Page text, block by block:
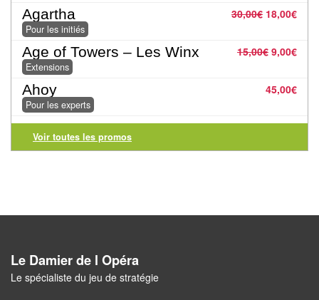
Pour
2
Joueurs
Ambiance
Coopératif
Gestion
/
Jeux
évolutifs
30,00€ 18,00€
Agartha
Pour les initiés
15,00€ 9,00€
Age of Towers – Les Winx
Extensions
45,00€
Ahoy
Pour les experts
Voir toutes les promos
Le Damier de l Opéra
Le spécialiste du jeu de stratégie